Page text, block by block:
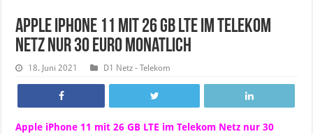
Apple iPhone 11 mit 26 GB LTE im Telekom
Netz nur 30 Euro monatlich
18. Juni 2021 D1 Netz - Telekom
Apple iPhone 11 mit 26 GB LTE im Telekom Netz nur 30